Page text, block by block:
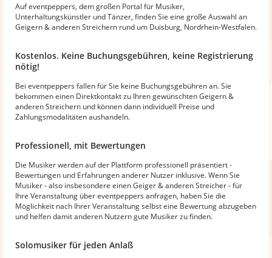
Auf eventpeppers, dem großen Portal für Musiker,
Unterhaltungskünstler und Tänzer, finden Sie eine große Auswahl an
Geigern & anderen Streichern rund um Duisburg, Nordrhein-Westfalen.
Kostenlos. Keine Buchungsgebühren, keine Registrierung
nötig!
Bei eventpeppers fallen für Sie keine Buchungsgebühren an. Sie
bekommen einen Direktkontakt zu Ihren gewünschten Geigern &
anderen Streichern und können dann individuell Preise und
Zahlungsmodalitäten aushandeln.
Professionell, mit Bewertungen
Die Musiker werden auf der Plattform professionell präsentiert -
Bewertungen und Erfahrungen anderer Nutzer inklusive. Wenn Sie
Musiker - also insbesondere einen Geiger & anderen Streicher - für
Ihre Veranstaltung über eventpeppers anfragen, haben Sie die
Möglichkeit nach Ihrer Veranstaltung selbst eine Bewertung abzugeben
und helfen damit anderen Nutzern gute Musiker zu finden.
Solomusiker für jeden Anlaß